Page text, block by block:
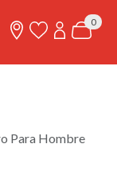
0
Para Hombre